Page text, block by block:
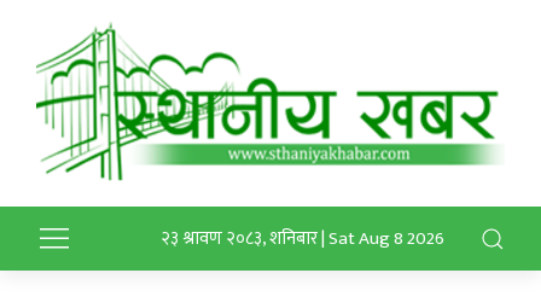
२३ श्रावण २०८३, शनिबार | Sat Aug 8 2026